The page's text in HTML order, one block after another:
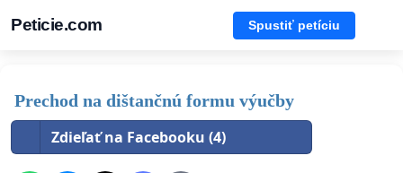
Peticie.com Spustiť petíciu
Prechod na dištančnú formu výučby
Zdieľať na Facebooku (4)